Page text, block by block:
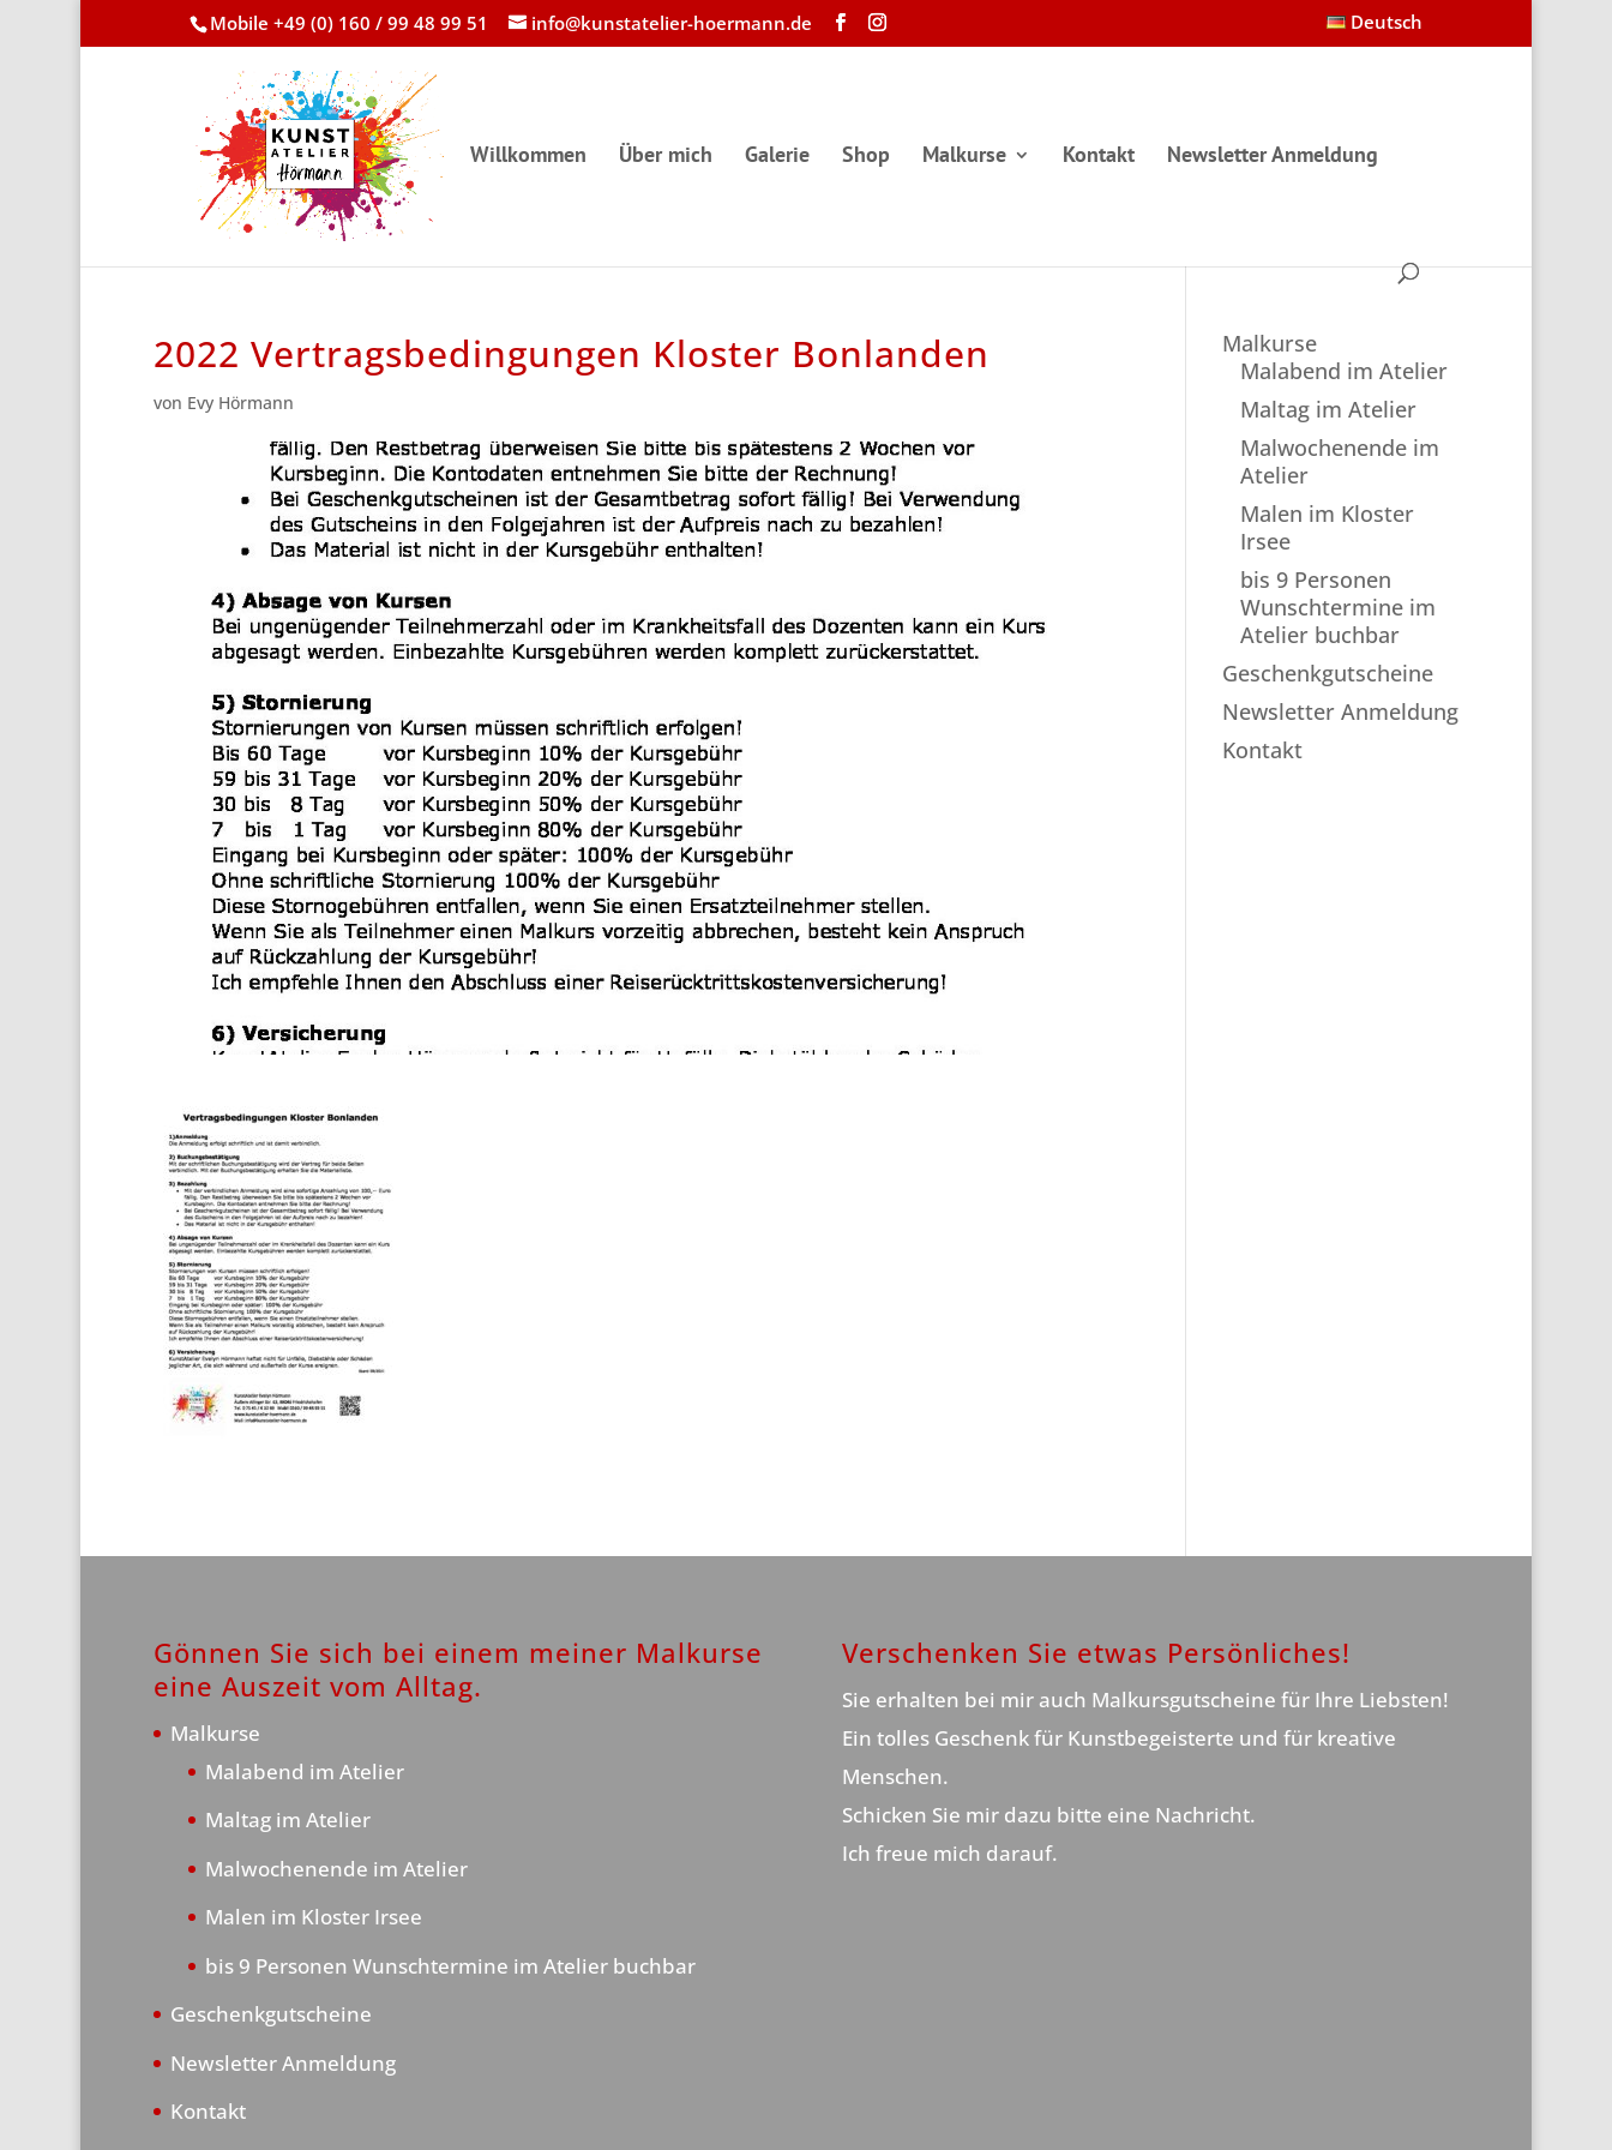
Mobile +49 (0) 160 / 99 48 99 51 info@kunstatelier-hoermann.de Deutsch
Willkommen Über mich Galerie Shop Malkurse Kontakt Newsletter Anmeldung
2022 Vertragsbedingungen Kloster Bonlanden
von Evy Hörmann
Malkurse
Malabend im Atelier
Maltag im Atelier
Malwochenende im
Atelier
Malen im Kloster
Irsee
bis 9 Personen
Wunschtermine im
Atelier buchbar
Geschenkgutscheine
Newsletter Anmeldung
Kontakt
Gönnen Sie sich bei einem meiner Malkurse
eine Auszeit vom Alltag.
Malkurse
Malabend im Atelier
Maltag im Atelier
Malwochenende im Atelier
Malen im Kloster Irsee
bis 9 Personen Wunschtermine im Atelier buchbar
Geschenkgutscheine
Newsletter Anmeldung
Kontakt
Verschenken Sie etwas Persönliches!
Sie erhalten bei mir auch Malkursgutscheine für Ihre Liebsten!
Ein tolles Geschenk für Kunstbegeisterte und für kreative
Menschen.
Schicken Sie mir dazu bitte eine Nachricht.
Ich freue mich darauf.